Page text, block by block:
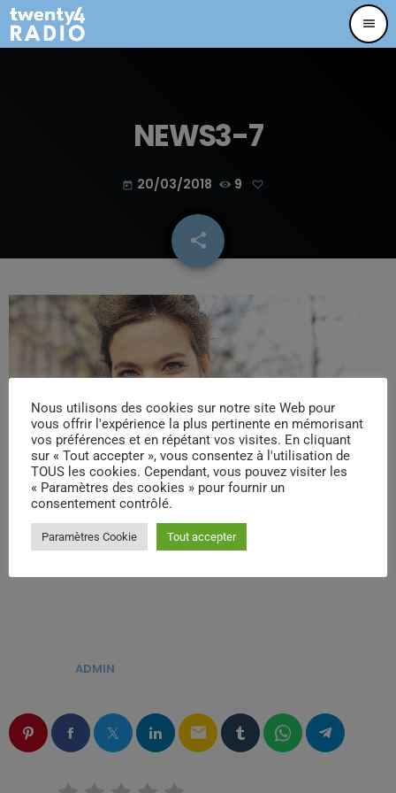
menu
NEWS3-7
today 20/03/2018 9
share
email
ADMIN
email
Nous utilisons des cookies sur notre site Web pour
vous offrir l'expérience la plus pertinente en mémorisant
vos préférences et en répétant vos visites. En cliquant
sur « Tout accepter », vous consentez à l'utilisation de
TOUS les cookies. Cependant, vous pouvez visiter les
« Paramètres des cookies » pour fournir un
consentement contrôlé.
Paramètres Cookie Tout accepter